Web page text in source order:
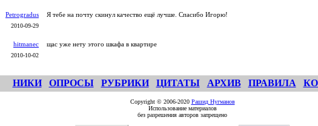
Petrogradus
2010-09-29
Я тебе на почту скинул качество ещё лучше. Спасибо Игорю!
hitmanec
2010-10-02
щас уже нету этого шкафа в квартире
НИКИ ОПРОСЫ РУБРИКИ ЦИТАТЫ АРХИВ ПРАВИЛА
Copyright © 2006-2020 Рашид Нугманов
Использование материалов
без разрешения авторов запрещено